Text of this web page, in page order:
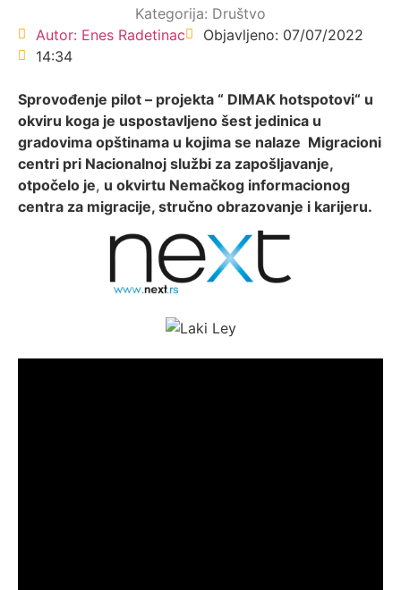
Kategorija: Društvo
Autor: Enes Radetinac Objavljeno: 07/07/2022
14:34
Sprovođenje pilot – projekta “ DIMAK hotspotovi“ u
okviru koga je uspostavljeno šest jedinica u
gradovima opštinama u kojima se nalaze Migracioni
centri pri Nacionalnoj službi za zapošljavanje,
otpočelo je, u okvirtu Nemačkog informacionog
centra za migracije, stručno obrazovanje i karijeru.